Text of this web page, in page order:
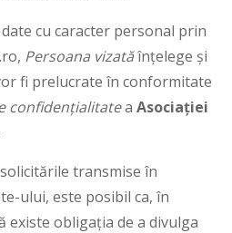
cu caracter personal prin
Persoana vizatăînțelege și
fi prelucrate în conformitate
confidențialitatea Asociației
transmise în
ului, este posibil ca, în
existe obligația de a divulga